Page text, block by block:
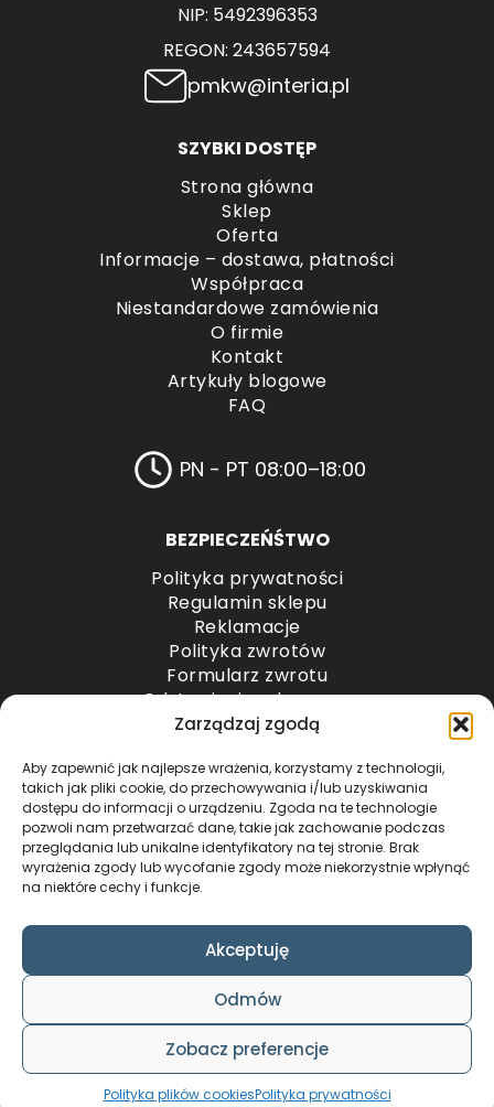
Zarządzaj zgodą
Aby zapewnić jak najlepsze wrażenia, korzystamy z technologii,
takich jak pliki cookie, do przechowywania i/lub uzyskiwania
dostępu do informacji o urządzeniu. Zgoda na te technologie
pozwoli nam przetwarzać dane, takie jak zachowanie podczas
przeglądania lub unikalne identyfikatory na tej stronie. Brak
wyrażenia zgody lub wycofanie zgody może niekorzystnie wpłynąć
na niektóre cechy i funkcje.
Akceptuję
Odmów
Zobacz preferencje
Polityka plików cookiesPolityka prywatności
NIP: 5492396353
REGON: 243657594
pmkw@interia.pl
SZYBKI DOSTĘP
Strona główna
Sklep
Oferta
Informacje – dostawa, płatności
Współpraca
Niestandardowe zamówienia
O firmie
Kontakt
Artykuły blogowe
FAQ
PN - PT 08:00–18:00
BEZPIECZEŃŚTWO
Polityka prywatności
Regulamin sklepu
Reklamacje
Polityka zwrotów
Formularz zwrotu
Odstąpienie od umowy
Odstąpienie od umowy – przesyłki paletowe
METODY PŁATNOŚCI
COPYRIGHT © 2024 by ADWENTO ŁUKASZ
WIECZOREK / ALL RIGHTS RESERVED
DESIGN & CODE BY
FOXSTUDIO